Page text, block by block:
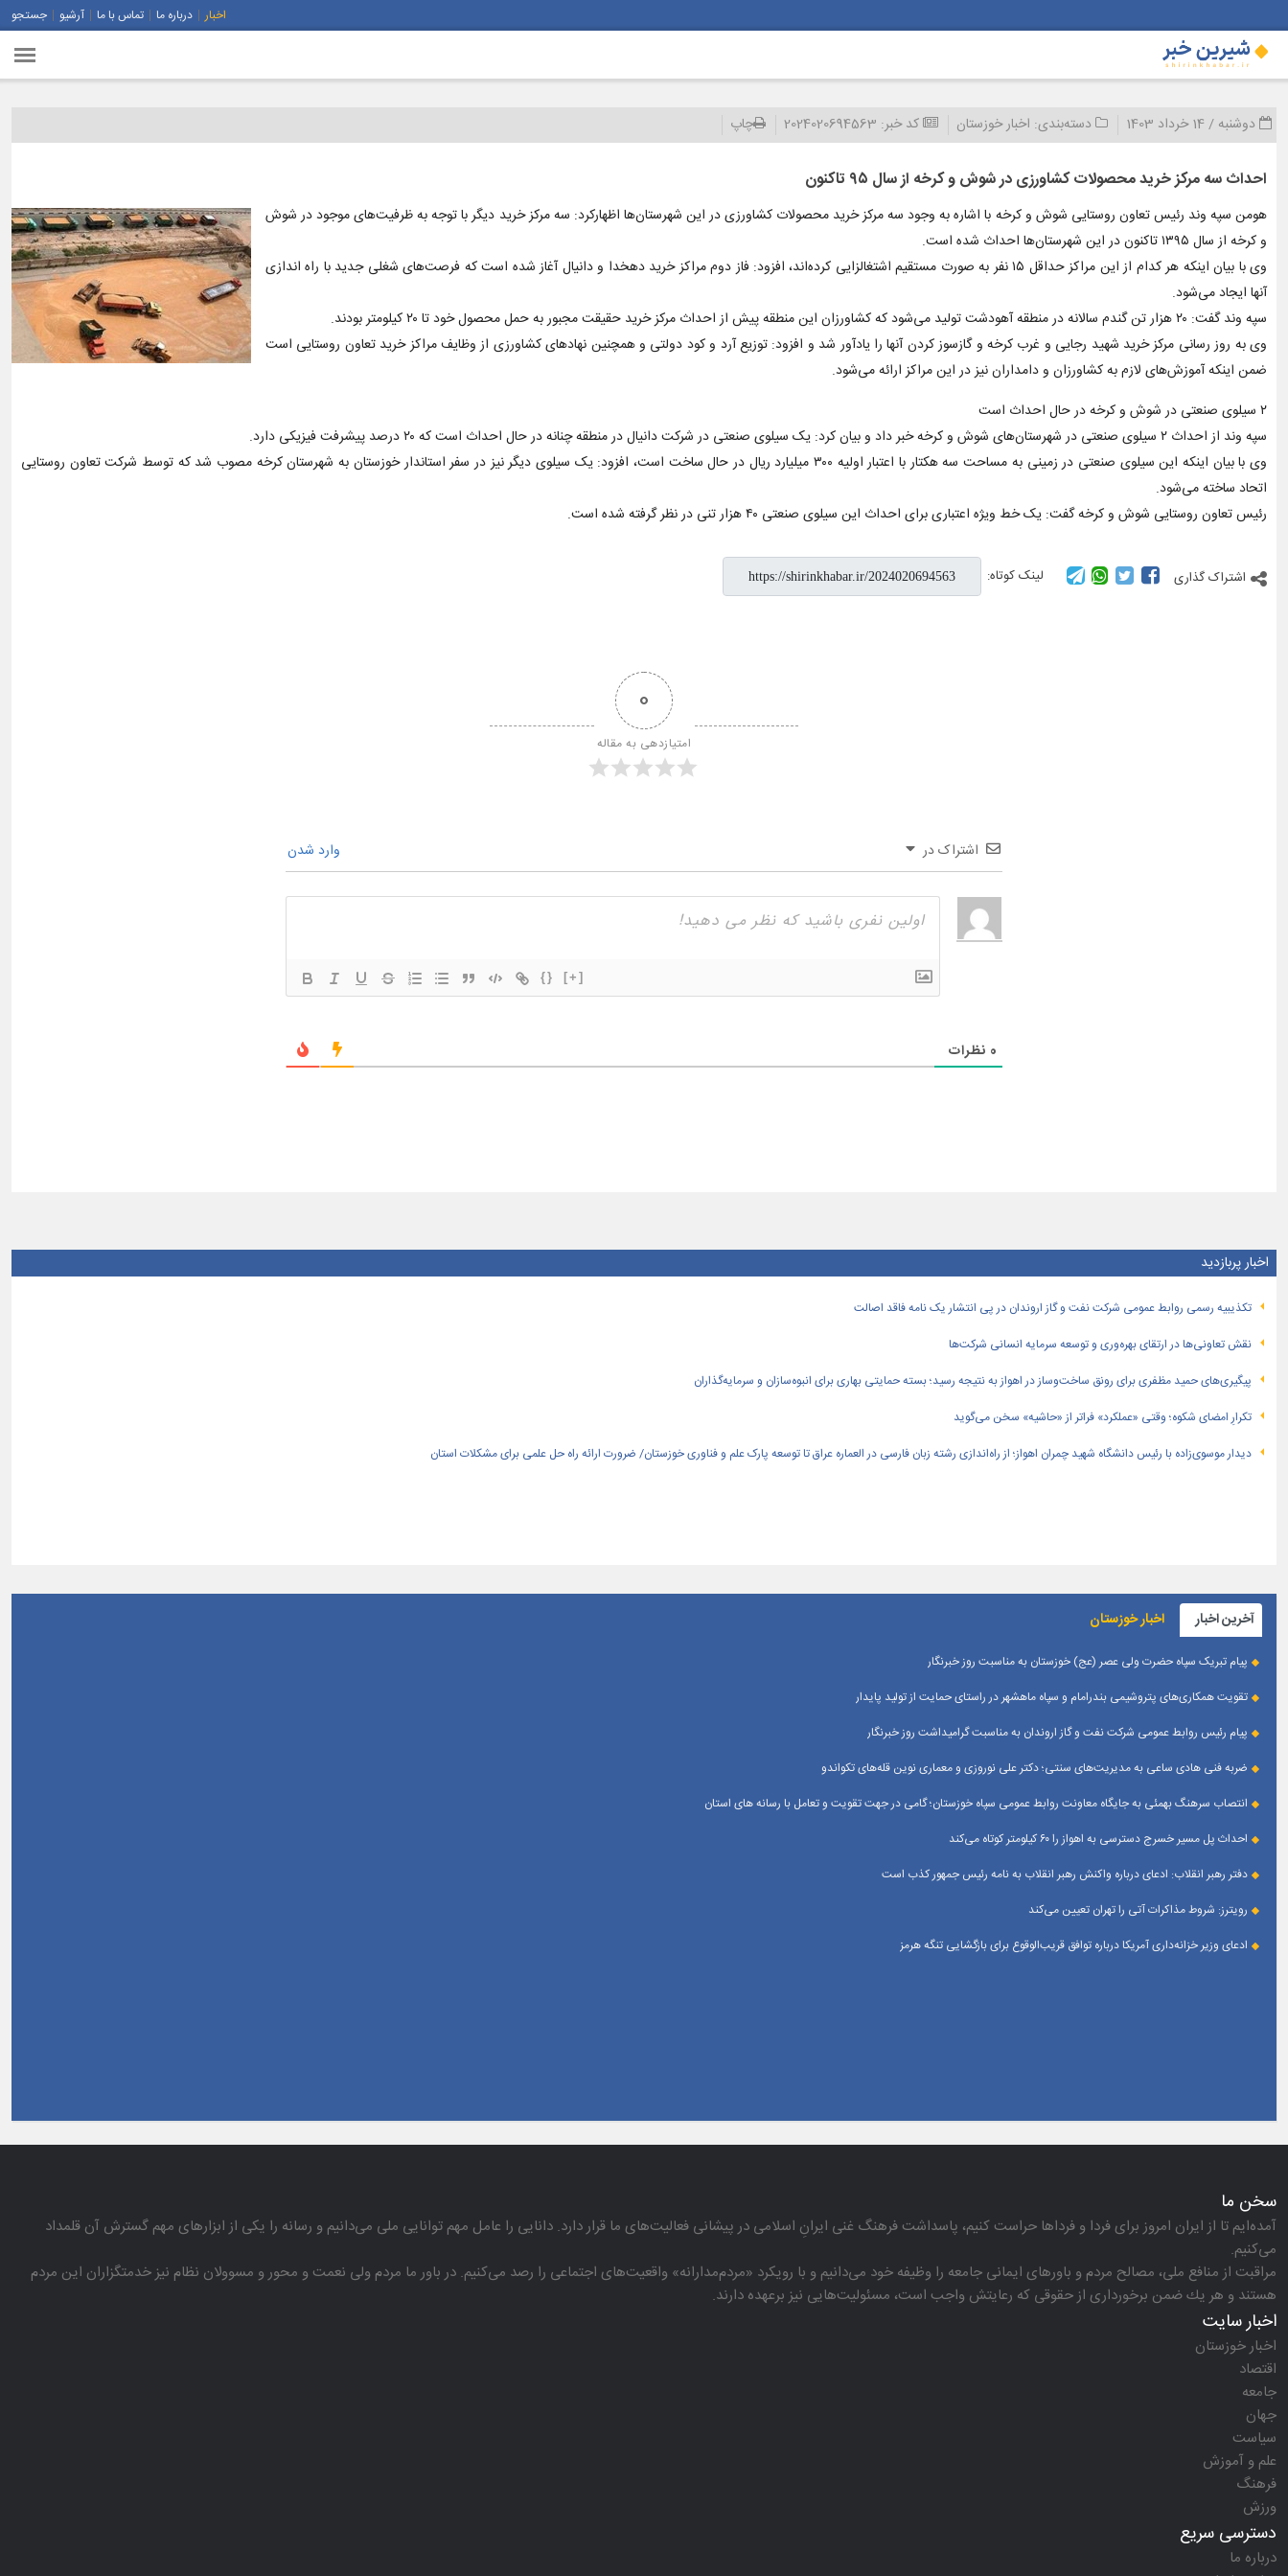
اخبار درباره ما تماس با ما آرشیو جستجو
دوشنبه / 14 خرداد 1403 دسته‌بندی: اخبار خوزستان کد خبر: 2024020694563 چاپ
احداث سه مرکز خرید محصولات کشاورزی در شوش و کرخه از سال ۹۵ تاکنون
هومن سپه وند رئیس تعاون روستایی شوش و کرخه با اشاره به وجود سه مرکز خرید محصولات کشاورزی در این شهرستان‌ها اظهارکرد: سه مرکز خرید دیگر با توجه به ظرفیت‌های موجود در شوش
و کرخه از سال ۱۳۹۵ تاکنون در این شهرستان‌ها احداث شده است.
وی با بیان اینکه هر کدام از این مراکز حداقل ۱۵ نفر به صورت مستقیم اشتغالزایی کرده‌اند، افزود: فاز دوم مراکز خرید دهخدا و دانیال آغاز شده است که فرصت‌های شغلی جدید با راه اندازی
آنها ایجاد می‌شود.
سپه وند گفت: ۲۰ هزار تن گندم سالانه در منطقه آهودشت تولید می‌شود که کشاورزان این منطقه پیش از احداث مرکز خرید حقیقت مجبور به حمل محصول خود تا ۲۰ کیلومتر بودند.
وی به روز رسانی مرکز خرید شهید رجایی و غرب کرخه و گازسوز کردن آنها را یادآور شد و افزود: توزیع آرد و کود دولتی و همچنین نهادهای کشاورزی از وظایف مراکز خرید تعاون روستایی است
ضمن اینکه آموزش‌های لازم به کشاورزان و دامداران نیز در این مراکز ارائه می‌شود.
۲ سیلوی صنعتی در شوش و کرخه در حال احداث است
سپه وند از احداث ۲ سیلوی صنعتی در شهرستان‌های شوش و کرخه خبر داد و بیان کرد: یک سیلوی صنعتی در شرکت دانیال در منطقه چنانه در حال احداث است که ۲۰ درصد پیشرفت فیزیکی دارد.
وی با بیان اینکه این سیلوی صنعتی در زمینی به مساحت سه هکتار با اعتبار اولیه ۳۰۰ میلیارد ریال در حال ساخت است، افزود: یک سیلوی دیگر نیز در سفر استاندار خوزستان به شهرستان کرخه مصوب شد که توسط شرکت تعاون روستایی
اتحاد ساخته می‌شود.
رئیس تعاون روستایی شوش و کرخه گفت: یک خط ویژه اعتباری برای احداث این سیلوی صنعتی ۴۰ هزار تنی در نظر گرفته شده است.
اشتراک گذاری لینک کوتاه:
0
امتیازدهی به مقاله
اشتراک در وارد شدن
{} [+]
0 نظرات
اخبار پربازدید
تكذیبیه رسمی روابط عمومی شركت نفت و گاز اروندان در پی انتشار یک نامه فاقد اصالت
نقش تعاونی‌ها در ارتقای بهره‌وری و توسعه سرمایه انسانی شرکت‌ها
پیگیری‌های حمید مظفری برای رونق ساخت‌وساز در اهواز به نتیجه رسید؛ بسته حمایتی بهاری برای انبوه‌سازان و سرمایه‌گذاران
تکرارِ امضای شکوه؛ وقتی «عملکرد» فراتر از «حاشیه» سخن می‌گوید
دیدار موسوی‌زاده با رئیس دانشگاه شهید چمران اهواز؛ از راه‌اندازی رشته زبان فارسی در العماره عراق تا توسعه پارک علم و فناوری خوزستان/ ضرورت ارائه راه حل علمی برای مشکلات استان
آخرین اخبار اخبار خوزستان
پیام تبریک سپاه حضرت ولی عصر (عج) خوزستان به مناسبت روز خبرنگار
تقویت همکاری‌های پتروشیمی بندرامام و سپاه ماهشهر در راستای حمایت از تولید پایدار
پیام رئیس روابط عمومی شركت نفت و گاز اروندان به مناسبت گرامیداشت روز خبرنگار
ضربه فنی هادی ساعی به مدیریت‌های سنتی؛ دکتر علی نوروزی و معماری نوین قله‌های تکواندو
انتصاب سرهنگ بهمئی به جایگاه معاونت روابط عمومی سپاه خوزستان؛ گامی در جهت تقویت و تعامل با رسانه‌ های استان
احداث پل مسیر خسرج دسترسی به اهواز را ۶۰ کیلومتر کوتاه می‌کند
دفتر رهبر انقلاب: ادعای درباره واکنش رهبر انقلاب به نامه رئیس جمهور کذب است
رویترز: شروط مذاکرات آتی را تهران تعیین می‌کند
ادعای وزیر خزانه‌داری آمریکا درباره توافق قریب‌الوقوع برای بازگشایی تنگه هرمز
سخن ما
آمده‌ایم تا از ایران امروز برای فردا و فرداها حراست كنیم، پاسداشت فرهنگ غنی ایرانِ اسلامی در پیشانی فعالیت‌های ما قرار دارد. دانایی را عامل مهم توانایی ملی می‌دانیم و رسانه را یكی از ابزارهای مهم گسترش آن قلمداد
می‌كنیم.
مراقبت از منافع ملی، مصالح مردم و باورهای ایمانی جامعه را وظیفه خود می‌دانیم و با رویكرد «مردم‌مدارانه‌» واقعیت‌های اجتماعی را رصد می‌كنیم. در باور ما مردم ولی نعمت و محور و مسوولان نظام نیز خدمتگزاران این مردم
هستند و هر یك ضمن برخورداری از حقوقی كه رعایتش واجب است، مسئولیت‌هایی نیز برعهده دارند.
اخبار سایت
اخبار خوزستان
اقتصاد
جامعه
جهان
سیاست
علم و آموزش
فرهنگ
ورزش
دسترسی سریع
درباره ما